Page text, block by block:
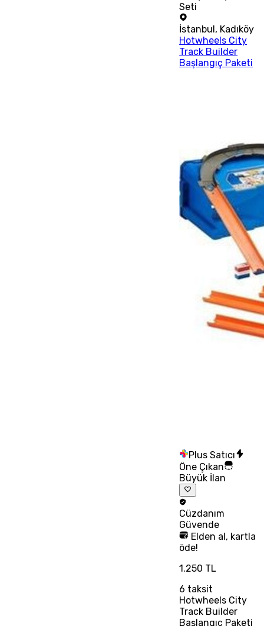
Seti
İstanbul, Kadıköy
Hotwheels City
Track Builder
Başlangıç Paketi
Plus Satıcı
Öne Çıkan
Büyük İlan
Cüzdanım
Güvende
Elden al, kartla
öde!
1.250 TL
6 taksit
Hotwheels City
Track Builder
Başlangıç Paketi